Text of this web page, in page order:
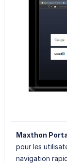
Maxthon
pour les
navigation